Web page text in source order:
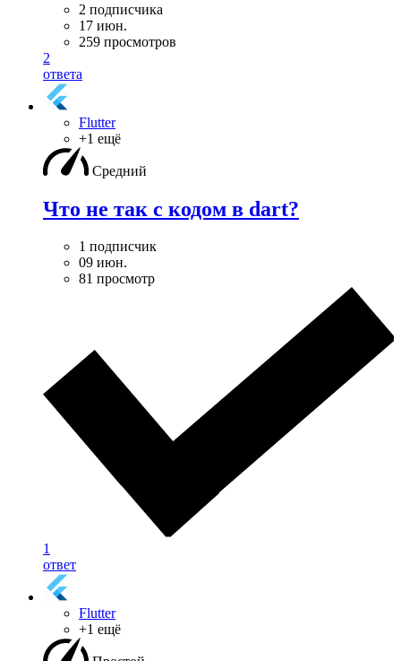
2 подписчика
17 июн.
259 просмотров
2
ответа
Flutter
+1 ещё
Средний
Что не так с кодом в dart?
1 подписчик
09 июн.
81 просмотр
1
ответ
Flutter
+1 ещё